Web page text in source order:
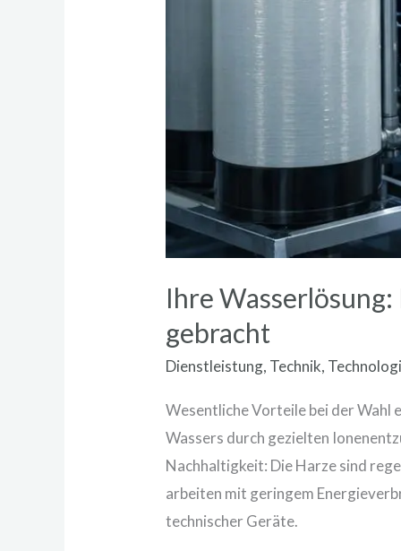
Ihre
gebracht
Dienstleistung, Technik,
Wesentliche Vorteile bei der Wahl
Wassers durch gezielten
Nachhaltigkeit: Die Harze sind
arbeiten mit geringem
technischer Geräte.